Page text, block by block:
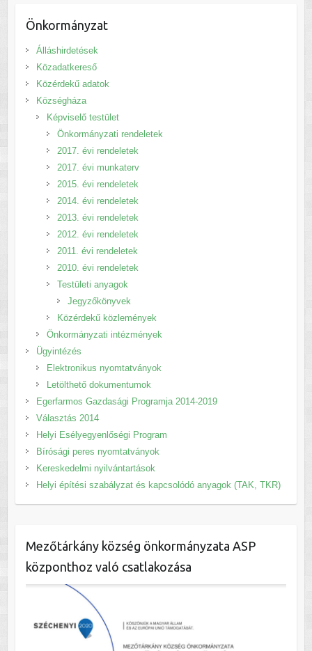
Önkormányzat
Álláshirdetések
Közadatkereső
Közérdekű adatok
Községháza
Képviselő testület
Önkormányzati rendeletek
2017. évi rendeletek
2017. évi munkaterv
2015. évi rendeletek
2014. évi rendeletek
2013. évi rendeletek
2012. évi rendeletek
2011. évi rendeletek
2010. évi rendeletek
Testületi anyagok
Jegyzőkönyvek
Közérdekű közlemények
Önkormányzati intézmények
Ügyintézés
Elektronikus nyomtatványok
Letölthető dokumentumok
Egerfarmos Gazdasági Programja 2014-2019
Választás 2014
Helyi Esélyegyenlőségi Program
Bírósági peres nyomtatványok
Kereskedelmi nyilvántartások
Helyi építési szabályzat és kapcsolódó anyagok (TAK, TKR)
Mezőtárkány község önkormányzata ASP
központhoz való csatlakozása